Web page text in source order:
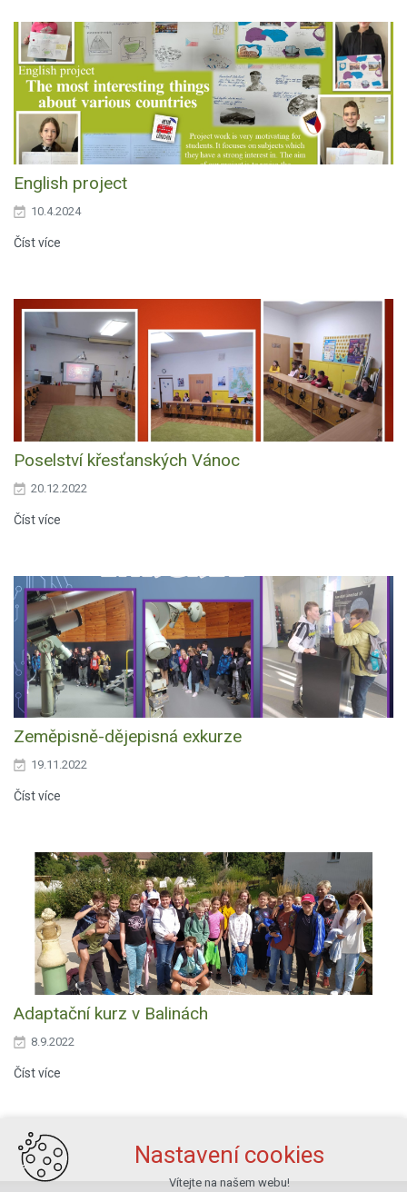
English project
10.4.2024
Číst více
Poselství křesťanských Vánoc
20.12.2022
Číst více
Zeměpisně-dějepisná exkurze
19.11.2022
Číst více
Adaptační kurz v Balinách
8.9.2022
Číst více
Nastavení cookies
Vítejte na našem webu!